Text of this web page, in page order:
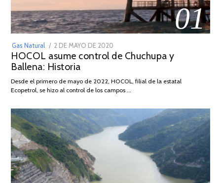
01
Gas Natural
POSTED
ON
2 DE MAYO DE 2020
DE
2026
HOCOL asume control de Chuchupa y
Ballena: Historia
Desde el primero de mayo de 2022, HOCOL, filial de la estatal
Ecopetrol, se hizo al control de los campos …